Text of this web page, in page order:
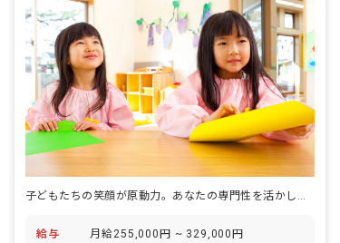
給与 月給255,000円 ~ 329,000円